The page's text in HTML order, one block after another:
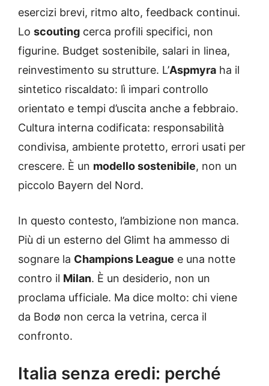
esercizi brevi, ritmo alto, feedback continui.
Lo scouting cerca profili specifici, non
figurine. Budget sostenibile, salari in linea,
reinvestimento su strutture. L’Aspmyra ha il
sintetico riscaldato: lì impari controllo
orientato e tempi d’uscita anche a febbraio.
Cultura interna codificata: responsabilità
condivisa, ambiente protetto, errori usati per
crescere. È un modello sostenibile, non un
piccolo Bayern del Nord.
In questo contesto, l’ambizione non manca.
Più di un esterno del Glimt ha ammesso di
sognare la Champions League e una notte
contro il Milan. È un desiderio, non un
proclama ufficiale. Ma dice molto: chi viene
da Bodø non cerca la vetrina, cerca il
confronto.
Italia senza eredi: perché